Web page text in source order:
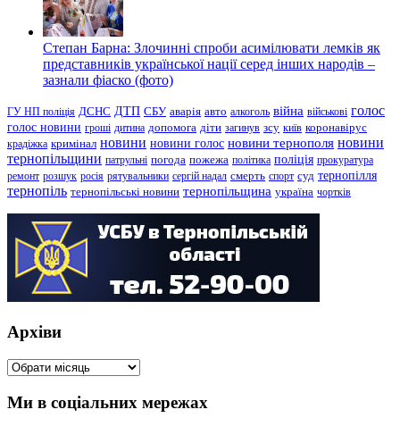
Степан Барна: Злочинні спроби асимілювати лемків як
представників української нації серед інших народів –
зазнали фіаско (фото)
ГУ НП поліція ДСНС ДТП СБУ аварія авто алкоголь війна військові голос
голос новини гроші дитина допомога діти загинув зсу київ коронавірус
крадіжка кримінал новини новини голос новини тернополя новини
тернопільщини патрульні погода пожежа політика поліція прокуратура
ремонт розшук росія рятувальники сергій надал смерть спорт суд тернопілля
тернопіль тернопільські новини тернопільщина україна чортків
Архіви
Архіви
Ми в соціальних мережах